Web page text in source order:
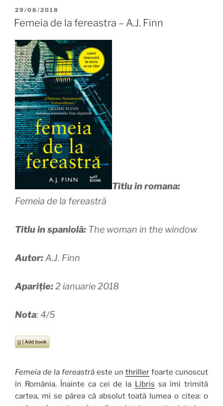
POSTED
ON
29/08/2018
Femeia de la fereastra – A.J. Finn
Titlu in romana:
Femeia de la fereastră
Titlu in spaniolă: The woman in the window
Autor:A.J. Finn
Apariție:2 ianuarie 2018
Nota: 4/5
Femeia de la fereastră este un thriller foarte cunoscut
în România. Înainte ca cei de la Libris sa îmi trimită
cartea, mi se părea că absolut toată lumea o citea: o